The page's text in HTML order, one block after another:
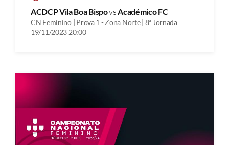
ACDCP Vila Boa BispovsAcadémico FC
CN Feminino | Prova 1 - Zona Norte | 8ª Jornada
19/11/2023 20:00